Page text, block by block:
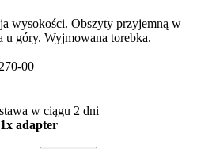
wysokości. Obszyty przyjemną w
u góry. Wyjmowana torebka.
00
w ciągu 2 dni
adapter